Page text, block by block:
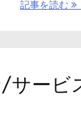
記事を読む
ービ